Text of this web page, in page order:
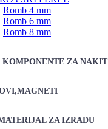
Romb 4 mm
Romb 6 mm
Romb 8 mm
KOMPONENTE ZA NAKIT
ZA IZRADU